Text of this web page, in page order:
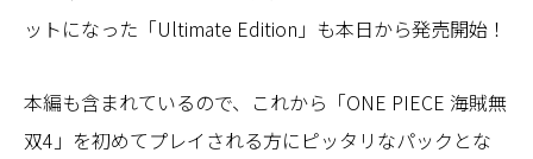
ットになった「Ultimate Edition」も本日から発売開始！
本編も含まれているので、これから「ONE PIECE 海賊無
双4」を初めてプレイされる方にピッタリなパックとな